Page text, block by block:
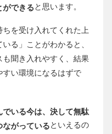
ができると思います。
を受け入れてくれた上
る」ことがわかると、
聞き入れやすく、結果
い環境になるはずで
いる今は、決して無駄
ながっているといえるの